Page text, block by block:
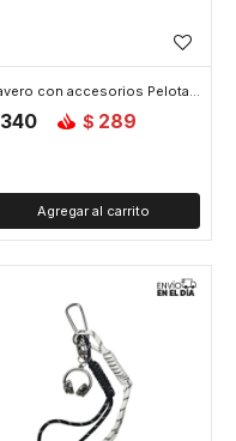
Llavero con accesorios Pelota Tennis - Violeta
340 $ 289